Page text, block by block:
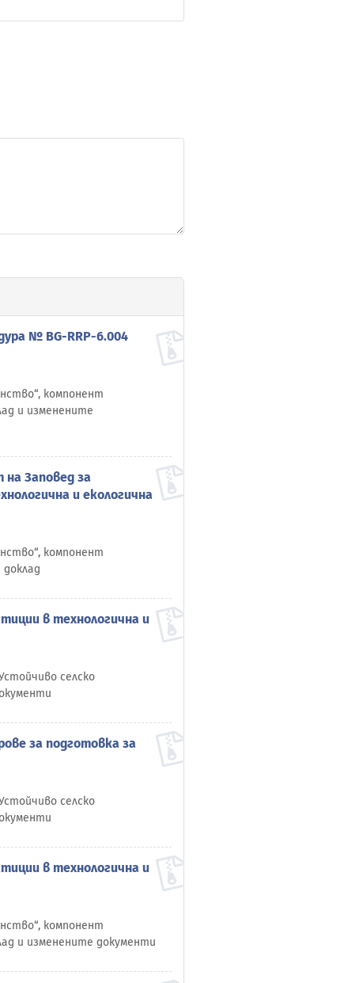
№ BG-RRP-6.004
компонент
и изменените
Заповед за
и екологична
компонент
в технологична и
селско
за подготовка за
селско
в технологична и
компонент
и изменените документи